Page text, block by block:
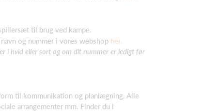
til brug ved kampe.
og nummer i vores webshop her.
i hvid eller sort og om dit nummer er ledigt før
til kommunikation og planlægning. Alle
arrangementer mm. Finder du i